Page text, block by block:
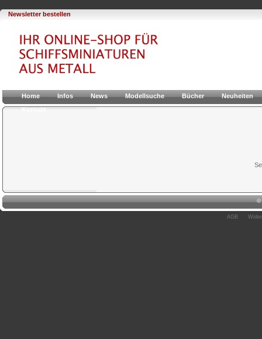
Newsletter bestellen
Home Infos News Modellsuche Bücher
Neuheiten
Kontakt
©
AGB